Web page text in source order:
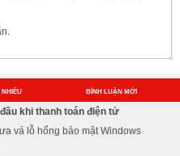
NHIỀU BÌNH LUẬN MỚI
khi thanh toán điện tử
vá lỗ hổng bảo mật Windows